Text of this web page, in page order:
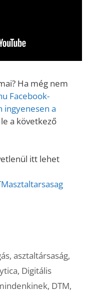
Ha még nem
Facebook-
ingyenesen a
a következő
itt lehet
,asztaltársaság,
, Digitális
, DTM,